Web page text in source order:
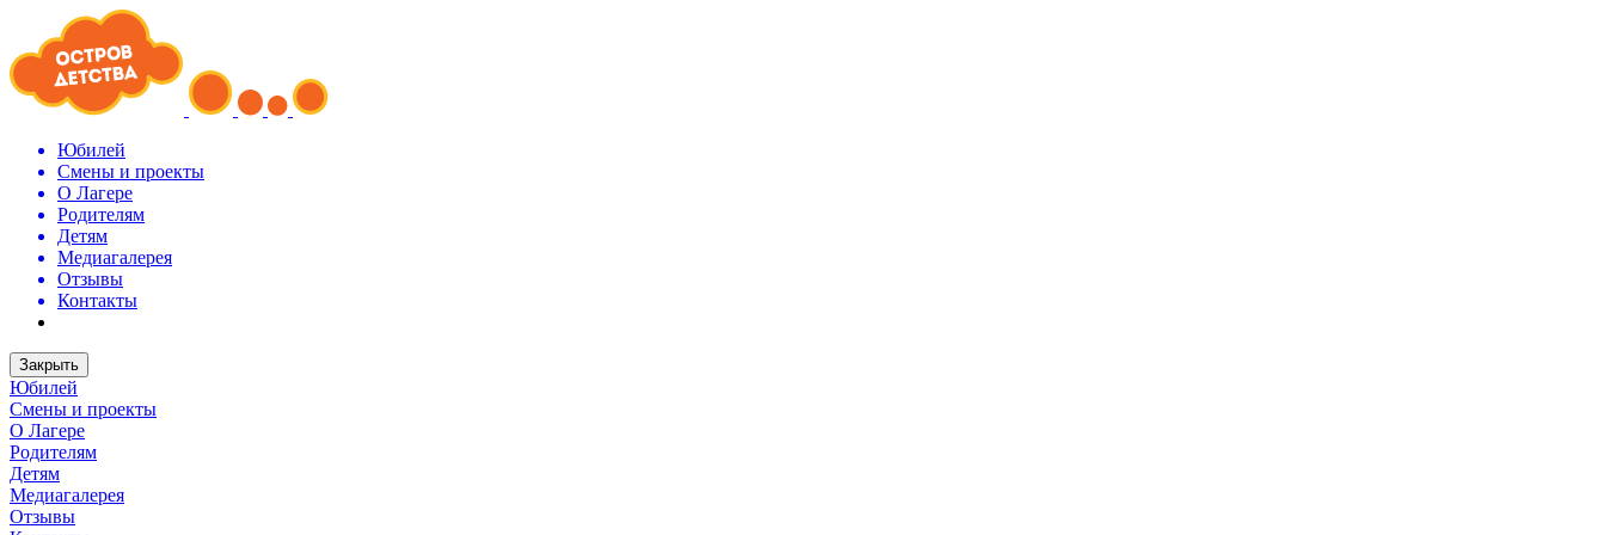
Юбилей
Смены и проекты
О Лагере
Родителям
Детям
Медиагалерея
Отзывы
Контакты
Закрыть
Юбилей
Смены и проекты
О Лагере
Родителям
Детям
Медиагалерея
Отзывы